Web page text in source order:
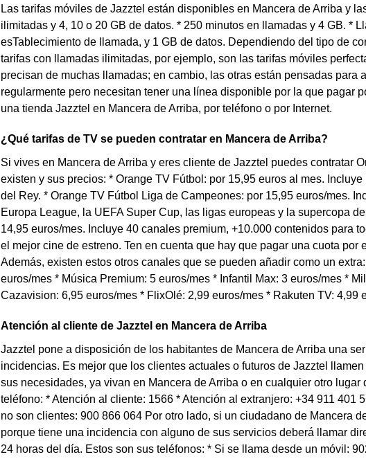
Las tarifas móviles de Jazztel están disponibles en Mancera de Arriba y
ilimitadas y 4, 10 o 20 GB de datos. * 250 minutos en llamadas y 4 GB. *
esTablecimiento de llamada, y 1 GB de datos. Dependiendo del tipo de
tarifas con llamadas ilimitadas, por ejemplo, son las tarifas móviles
precisan de muchas llamadas; en cambio, las otras están pensadas para
regularmente pero necesitan tener una línea disponible por la que pagar
una tienda Jazztel en Mancera de Arriba, por teléfono o por Internet.
¿Qué tarifas de TV se pueden contratar en Mancera de Arriba?
Si vives en Mancera de Arriba y eres cliente de Jazztel puedes contratar
existen y sus precios: * Orange TV Fútbol: por 15,95 euros al mes.
del Rey. * Orange TV Fútbol Liga de Campeones: por 15,95 euros/mes.
Europa League, la UEFA Super Cup, las ligas europeas y la supercopa
14,95 euros/mes. Incluye 40 canales premium, +10.000 contenidos para
el mejor cine de estreno. Ten en cuenta que hay que pagar una cuota por
Además, existen estos otros canales que se pueden añadir como un
euros/mes * Música Premium: 5 euros/mes * Infantil Max: 3 euros/mes *
Cazavision: 6,95 euros/mes * FlixOlé: 2,99 euros/mes * Rakuten TV: 4,99
Atención al cliente de Jazztel en Mancera de Arriba
Jazztel pone a disposición de los habitantes de Mancera de Arriba una
incidencias. Es mejor que los clientes actuales o futuros de Jazztel
sus necesidades, ya vivan en Mancera de Arriba o en cualquier otro
teléfono: * Atención al cliente: 1566 * Atención al extranjero: +34 911 401
no son clientes: 900 866 064 Por otro lado, si un ciudadano de Mancera
porque tiene una incidencia con alguno de sus servicios deberá llamar
24 horas del día. Estos son sus teléfonos: * Si se llama desde un móvil: